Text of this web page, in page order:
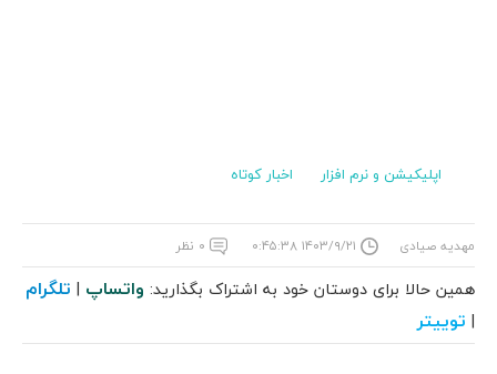
اپلیکیشن و نرم افزار اخبار کوتاه
مهدیه صیادی ۱۴۰۳/۹/۲۱ ۰:۴۵:۳۸ ۰ نظر
همین حالا برای دوستان خود به اشتراک بگذارید: واتساپ | تلگرام
| توییتر